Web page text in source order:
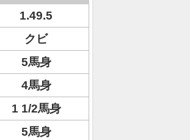
1.49.5
クビ
5馬身
4馬身
1 1/2馬身
5馬身